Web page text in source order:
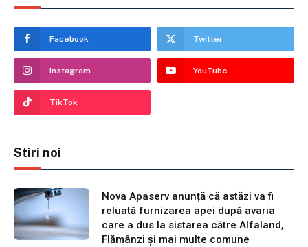
Facebook Twitter
Instagram YouTube
TikTok
Stiri noi
Nova Apaserv anunță că astăzi va fi
reluată furnizarea apei după avaria
care a dus la sistarea către Alfaland,
Flămânzi și mai multe comune